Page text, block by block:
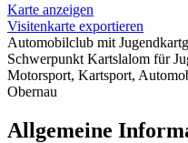
Karte anzeigen
Visitenkarte exportieren
Automobilclub mit
Schwerpunkt Kartslalom für
Motorsport, Kartsport,
Obernau
Allgemeine